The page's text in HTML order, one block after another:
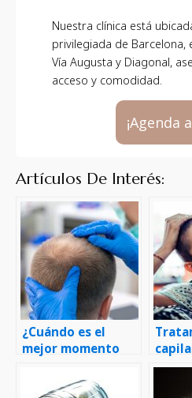
Nuestra clínica está
privilegiada de Barcelona,
Vía Augusta y Diagonal,
acceso y comodidad.
¡Agenda
Artículos De Interés:
¿Cuándo es el
mejor momento
trasplante capilar?